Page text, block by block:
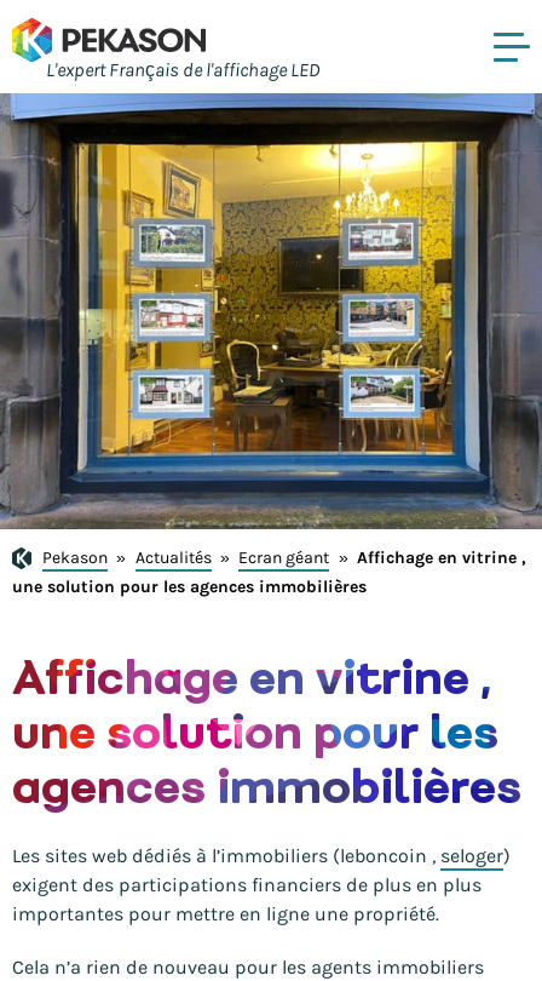
L'expert Français de l'affichage LED
Pekason » Actualités » Ecran géant » Affichage en vitrine ,
une solution pour les agences immobilières
Affichage en vitrine ,
une solution pour les
agences immobilières
Les sites web dédiés à l’immobiliers (leboncoin , seloger)
exigent des participations financiers de plus en plus
importantes pour mettre en ligne une propriété.
Cela n’a rien de nouveau pour les agents immobiliers